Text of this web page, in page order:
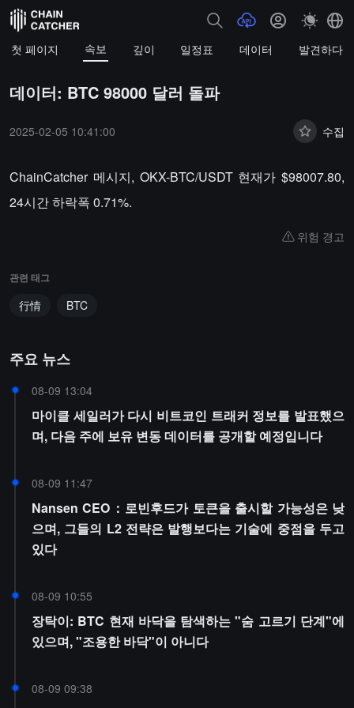
첫 페이지 속보 깊이 일정표 데이터 발견하다
데이터: BTC 98000 달러 돌파
2025-02-05 10:41:00 수집
ChainCatcher 메시지, OKX-BTC/USDT 현재가 $98007.80,
24시간 하락폭 0.71%.
위험 경고
관련 태그
行情 BTC
주요 뉴스
08-09 13:04
마이클 세일러가 다시 비트코인 트래커 정보를 발표했으
며, 다음 주에 보유 변동 데이터를 공개할 예정입니다
08-09 11:47
Nansen CEO：로빈후드가 토큰을 출시할 가능성은 낮
으며, 그들의 L2 전략은 발행보다는 기술에 중점을 두고
있다
08-09 10:55
장탁이: BTC 현재 바닥을 탐색하는 "숨 고르기 단계"에
있으며, "조용한 바닥"이 아니다
08-09 09:38